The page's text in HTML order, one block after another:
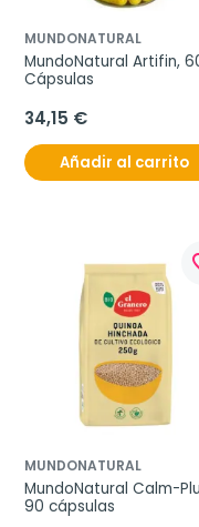
MUNDONATURAL
MundoNatural Artifin,
Cápsulas
34,15 €
Añadir al carrito
MUNDONATURAL
MundoNatural Calm-
90 cápsulas